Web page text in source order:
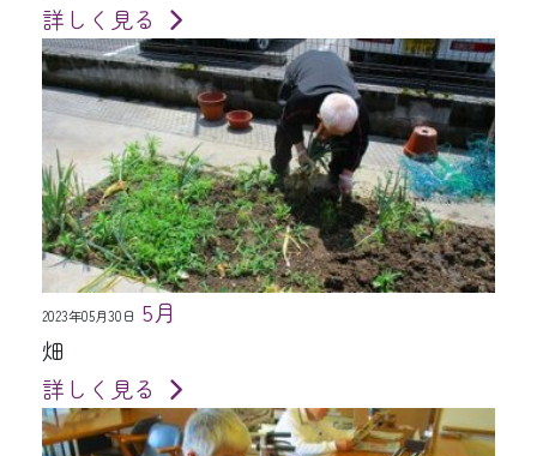
詳しく見る
2023年05月30日 5月
畑
詳しく見る